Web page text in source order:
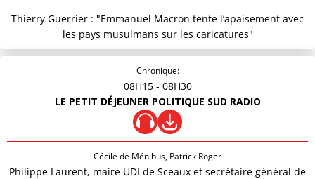
Thierry Guerrier : "Emmanuel Macron tente l’apaisement avec
les pays musulmans sur les caricatures"
Chronique:
08H15 - 08H30
LE PETIT DÉJEUNER POLITIQUE SUD RADIO
Cécile de Ménibus, Patrick Roger
Philippe Laurent, maire UDI de Sceaux et secrétaire général de